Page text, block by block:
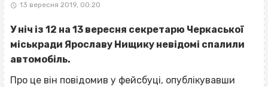
13 вересня 2019, 00:20
У ніч із 12 на 13 вересня cекретарю Черкаської
міськради Ярославу Нищику невідомі спалили
автомобіль.
Про це він повідомив у фейсбуці, опублікувавши